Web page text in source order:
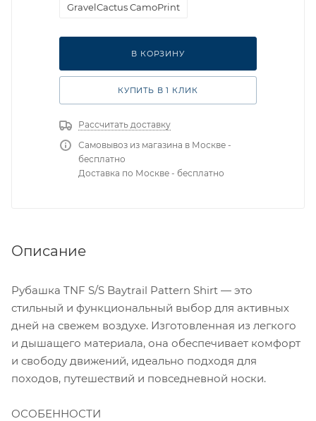
GravelCactus CamoPrint
В КОРЗИНУ
КУПИТЬ В 1 КЛИК
Рассчитать доставку
Самовывоз из магазина в Москве -
бесплатно
Доставка по Москве - бесплатно
Описание
Рубашка TNF S/S Baytrail Pattern Shirt — это
стильный и функциональный выбор для активных
дней на свежем воздухе. Изготовленная из легкого
и дышащего материала, она обеспечивает комфорт
и свободу движений, идеально подходя для
походов, путешествий и повседневной носки.
ОСОБЕННОСТИ